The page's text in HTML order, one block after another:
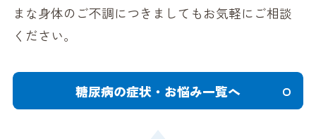
まな身体のご不調につきましてもお気軽にご相談
ください。
糖尿病の症状・お悩み一覧へ